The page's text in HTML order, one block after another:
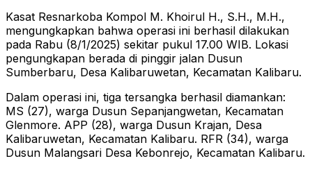
Kasat Resnarkoba Kompol M. Khoirul H., S.H., M.H.,
mengungkapkan bahwa operasi ini berhasil dilakukan
pada Rabu (8/1/2025) sekitar pukul 17.00 WIB. Lokasi
pengungkapan berada di pinggir jalan Dusun
Sumberbaru, Desa Kalibaruwetan, Kecamatan Kalibaru.
Dalam operasi ini, tiga tersangka berhasil diamankan:
MS (27), warga Dusun Sepanjangwetan, Kecamatan
Glenmore. APP (28), warga Dusun Krajan, Desa
Kalibaruwetan, Kecamatan Kalibaru. RFR (34), warga
Dusun Malangsari Desa Kebonrejo, Kecamatan Kalibaru.